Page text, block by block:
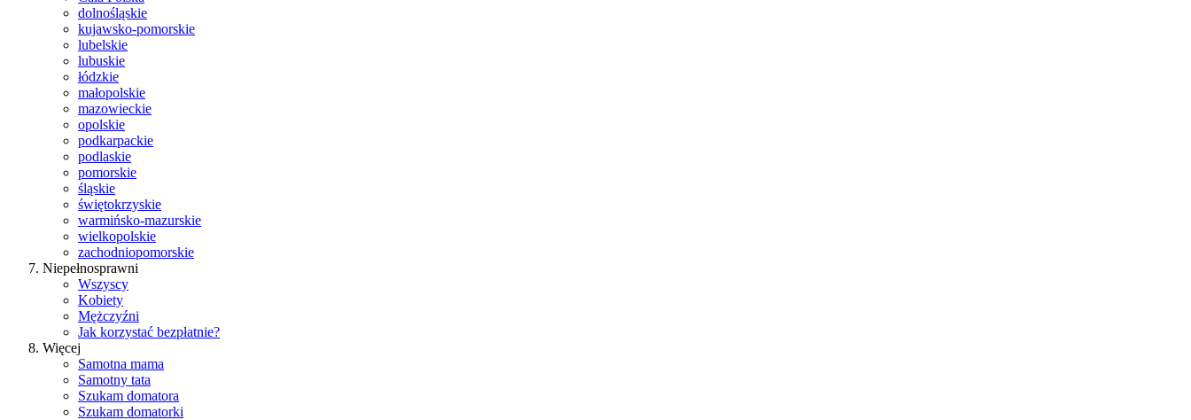
dolnośląskie
kujawsko-pomorskie
lubelskie
lubuskie
łódzkie
małopolskie
mazowieckie
opolskie
podkarpackie
podlaskie
pomorskie
śląskie
świętokrzyskie
warmińsko-mazurskie
wielkopolskie
zachodniopomorskie
Niepełnosprawni
Wszyscy
Kobiety
Mężczyźni
Jak korzystać bezpłatnie?
Więcej
Samotna mama
Samotny tata
Szukam domatora
Szukam domatorki